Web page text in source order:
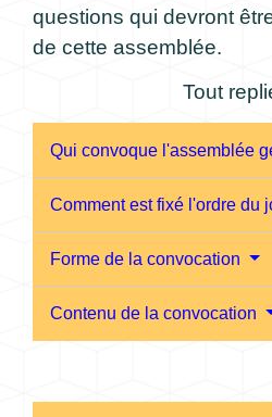
questions qui devront
de cette assemblée.
Tout
Qui convoque l'assemblée
Comment est fixé l'ordre du
Forme de la convocation
Contenu de la convocation